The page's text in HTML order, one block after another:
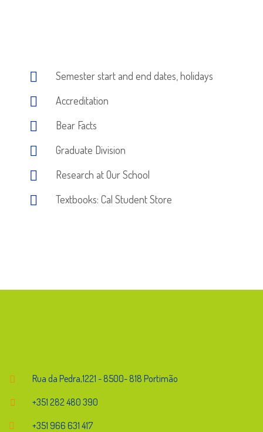
Semester start and end dates, holidays
Accreditation
Bear Facts
Graduate Division
Research at Our School
Textbooks: Cal Student Store
Rua da Pedra,1221 - 8500- 818 Portimão
+351 282 480 390
+351 966 631 417